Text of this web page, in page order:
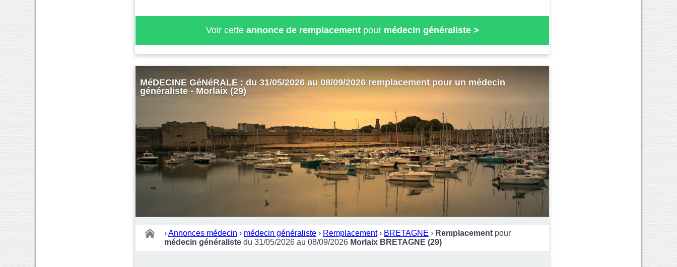
Voir cette annonce de remplacementpour médecin généraliste>
MéDECINE GéNéRALE : du 31/05/2026 au 08/09/2026 remplacement pour un médecin
généraliste - Morlaix (29)
›Annonces médecin › médecin généraliste › Remplacement › BRETAGNE › Remplacement pour
médecin généraliste du 31/05/2026 au 08/09/2026 Morlaix BRETAGNE (29)